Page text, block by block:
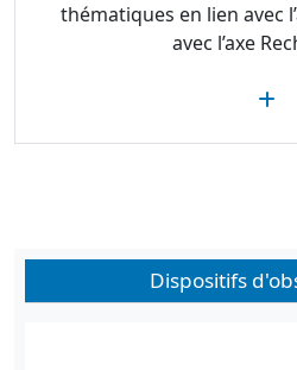
thématiques en lien avec
avec l’axe
Dispositifs